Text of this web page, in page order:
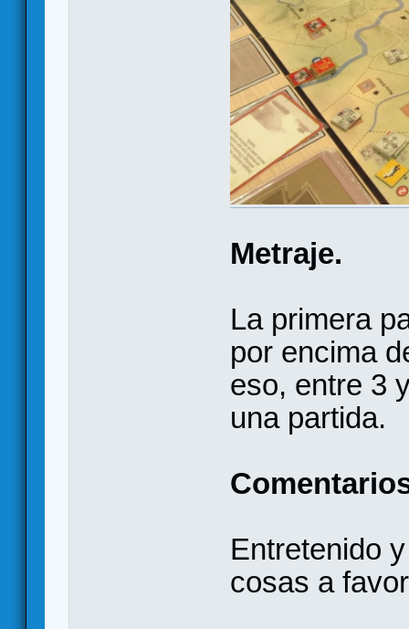
Metraje.
La primera
por encima
eso, entre 3
una partida.
Entretenido
cosas a